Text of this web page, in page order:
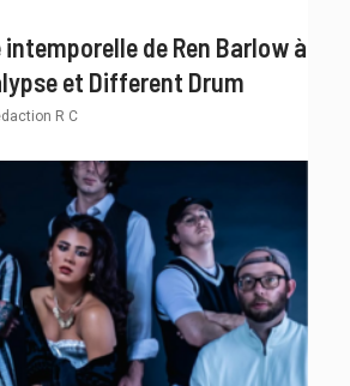
de Ren Barlow à
et Different Drum
R C